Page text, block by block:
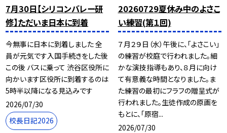
7月30日【シリコンバレー研
修】ただいま日本に到着
今無事に日本に到着しました 全
員が元気です入国手続きをした後
この後 バスに乗って 渋谷区役所に
向かいます区役所に到着するのは
5時半以降になる見込みです
2026/07/30
校長日記2026
20260729夏休み中のよさこ
い練習(第１回)
７月２９日（水）午後に、「よさこい」
の練習が校庭で行われました。細
かな演技指導もあり、８月に向け
て有意義な時間となりました。ま
た練習の最初にフラフの贈呈式が
行われました。生徒作成の原画を
もとに、「原宿...
2026/07/30